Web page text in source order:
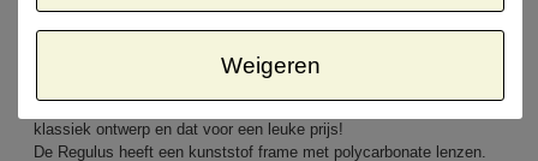
Gyron Regulus
De Gyron Regulus is een elegante, vlotte zonnebril naar een
klassiek ontwerp en dat voor een leuke prijs!
De Regulus heeft een kunststof frame met polycarbonate lenzen.
Weigeren